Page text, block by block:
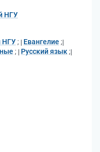
НГУ
НГУ ; Евангелие ;
; Русский язык ;